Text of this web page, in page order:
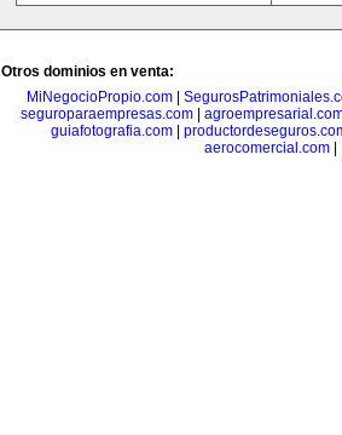
Otros dominios en venta:
MiNegocioPropio.com|
seguroparaempresas.com
guiafotografia.com
aerocomercial.com